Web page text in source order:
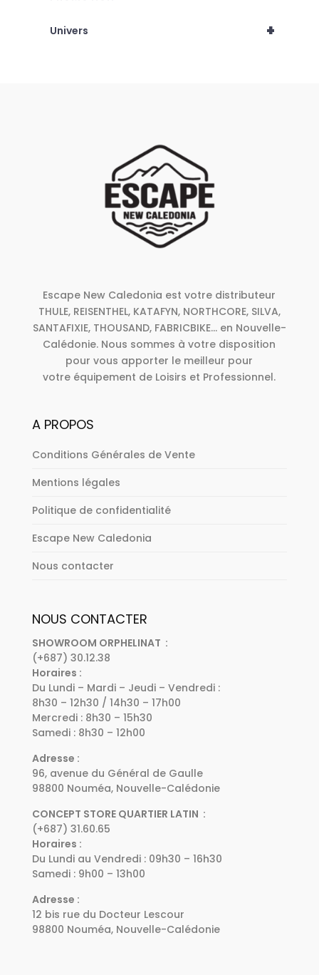
+
Univers
Escape New Caledonia est votre distributeur
THULE, REISENTHEL, KATAFYN, NORTHCORE, SILVA,
SANTAFIXIE, THOUSAND, FABRICBIKE... en Nouvelle-
Calédonie. Nous sommes à votre disposition
pour vous apporter le meilleur pour
votre équipement de Loisirs et Professionnel.
A PROPOS
Conditions Générales de Vente
Mentions légales
Politique de confidentialité
Escape New Caledonia
Nous contacter
NOUS CONTACTER
SHOWROOM ORPHELINAT :
(+687) 30.12.38
Horaires :
Du Lundi – Mardi – Jeudi – Vendredi :
8h30 – 12h30 / 14h30 – 17h00
Mercredi : 8h30 – 15h30
Samedi : 8h30 – 12h00
Adresse :
96, avenue du Général de Gaulle
98800 Nouméa, Nouvelle-Calédonie
CONCEPT STORE QUARTIER LATIN :
(+687) 31.60.65
Horaires :
Du Lundi au Vendredi : 09h30 – 16h30
Samedi : 9h00 – 13h00
Adresse :
12 bis rue du Docteur Lescour
98800 Nouméa, Nouvelle-Calédonie